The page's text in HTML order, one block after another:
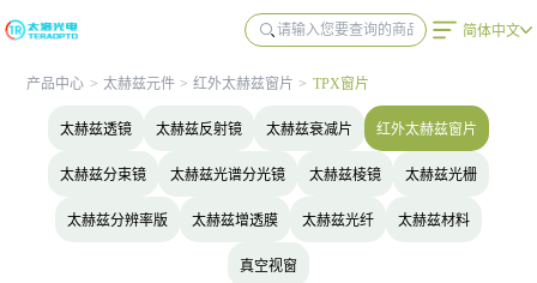
简体中文
产品中心 > 太赫兹元件 > 红外太赫兹窗片 > TPX窗片
太赫兹透镜 太赫兹反射镜 太赫兹衰减片 红外太赫兹窗片
太赫兹分束镜 太赫兹光谱分光镜 太赫兹棱镜 太赫兹光栅
太赫兹分辨率版 太赫兹增透膜 太赫兹光纤 太赫兹材料
真空视窗